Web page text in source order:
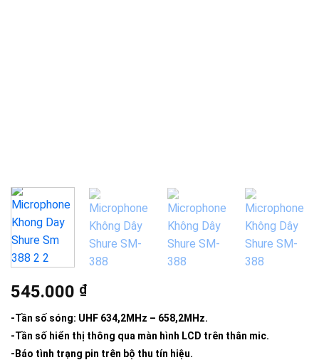
545.000 ₫
-Tần số sóng: UHF 634,2MHz – 658,2MHz.
-Tần số hiển thị thông qua màn hình LCD trên thân mic.
-Báo tình trạng pin trên bộ thu tín hiệu.